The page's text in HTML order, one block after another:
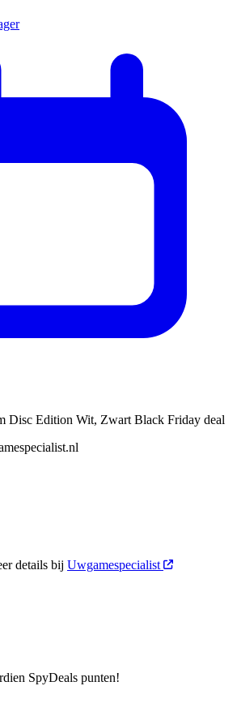
Disc Edition Wit, Zwart Black Friday deal
details bij Uwgamespecialist
SpyDeals punten!